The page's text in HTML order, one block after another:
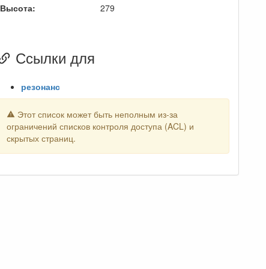
Высота:
279
Ссылки для
резонанс
Этот список может быть неполным из-за
ограничений списков контроля доступа (ACL) и
скрытых страниц.